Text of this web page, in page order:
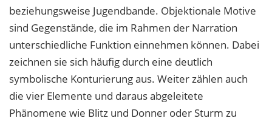
beziehungsweise Jugendbande. Objektionale Motive
sind Gegenstände, die im Rahmen der Narration
unterschiedliche Funktion einnehmen können. Dabei
zeichnen sie sich häufig durch eine deutlich
symbolische Konturierung aus. Weiter zählen auch
die vier Elemente und daraus abgeleitete
Phänomene wie Blitz und Donner oder Sturm zu